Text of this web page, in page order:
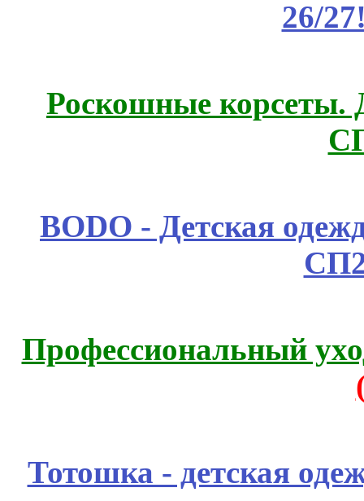
26/
Роскошные корсеты.
BODO - Детская
Профессиональный
Тотошка - детская